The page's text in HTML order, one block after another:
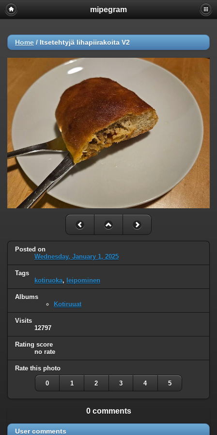
mipegram
Home / Itsetehtyjä lihapiirakoita V2
Posted on
Wednesday, January 1, 2025
Tags
kotiruoka, leipominen
Albums
Kotiruuat
Visits
12797
Rating score
no rate
Rate this photo
0 1 2 3 4 5
0 comments
User comments